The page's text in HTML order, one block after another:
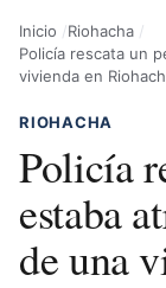
Inicio
Riohacha
Policía rescata un
vivienda en
RIOHACHA
Policía
estaba
de una